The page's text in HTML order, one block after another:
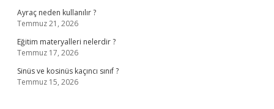
Ayraç neden kullanılır ?
Temmuz 21, 2026
Eğitim materyalleri nelerdir ?
Temmuz 17, 2026
Sinüs ve kosinüs kaçıncı sınıf ?
Temmuz 15, 2026